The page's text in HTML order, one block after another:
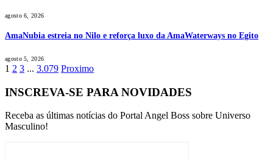
agosto 6, 2026
AmaNubia estreia no Nilo e reforça luxo da AmaWaterways no Egito
agosto 5, 2026
1 2 3 ... 3.079 Proximo
INSCREVA-SE PARA NOVIDADES
Receba as últimas notícias do Portal Angel Boss sobre Universo
Masculino!